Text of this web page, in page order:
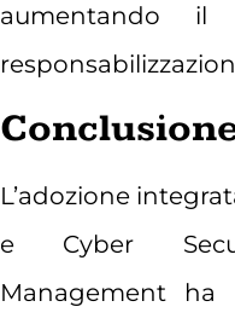
aumentando il
L’adozione
e Cyber
Management ha